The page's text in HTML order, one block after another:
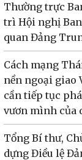
Thường trực
trì Hội nghị
quan Đảng
Cách mạng
nền ngoại giao
cần tiếp tục
vươn mình của
Tổng Bí thư,
dựng Điều lệ